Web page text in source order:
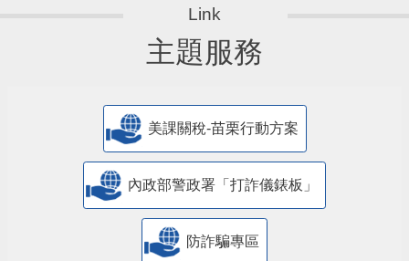
主題服務
美課關稅-苗栗行動方案
內政部警政署「打詐儀錶板」
防詐騙專區